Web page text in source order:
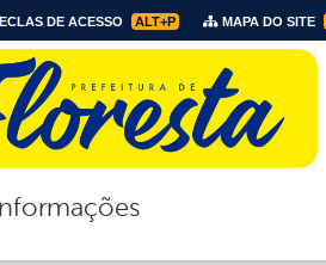
DE ACESSO ALT+P MAPA DO SITE
de navegação